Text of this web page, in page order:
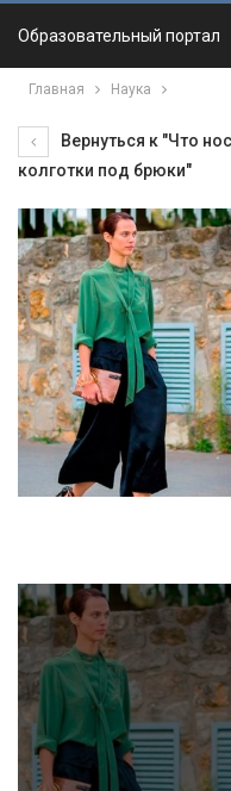
Образовательный портал
Главная Наука
Вернуться к "Что
колготки под брюки"